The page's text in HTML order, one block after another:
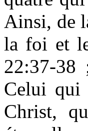
Ainsi, de
la foi et
22:37-38
Celui qui
Christ,